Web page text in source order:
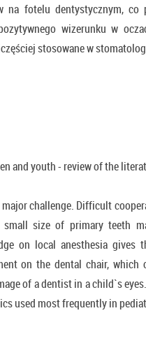
na fotelu dentystycznym, co
wizerunku w
stosowane w
and youth - review of the
challenge. Difficult
size of primary teeth
on local anesthesia gives
on the dental chair, which
of a dentist in a child`s
used most frequently in